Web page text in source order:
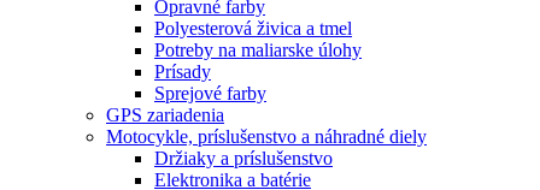
Opravné farby
Polyesterová živica a tmel
Potreby na maliarske úlohy
Prísady
Sprejové farby
GPS zariadenia
Motocykle, príslušenstvo a náhradné diely
Držiaky a príslušenstvo
Elektronika a batérie